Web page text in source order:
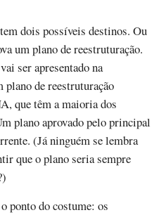
dois possíveis destinos. Ou
um plano de reestruturação.
ser apresentado na
plano de reestruturação
que têm a maioria dos
plano aprovado pelo principal
(Já ninguém se lembra
que o plano seria sempre
ponto do costume: os